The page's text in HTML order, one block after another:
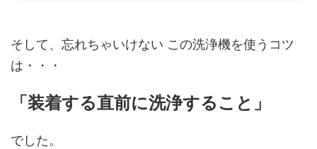
そして、忘れちゃいけない この洗浄機を使うコツ
は・・・
「装着する直前に洗浄すること」
でした。